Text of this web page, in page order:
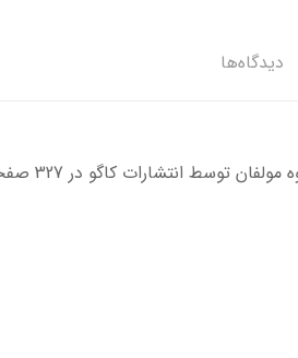
دیدگاه‌ها
کاگو در 327 صفحه به چاپ رسیده است.